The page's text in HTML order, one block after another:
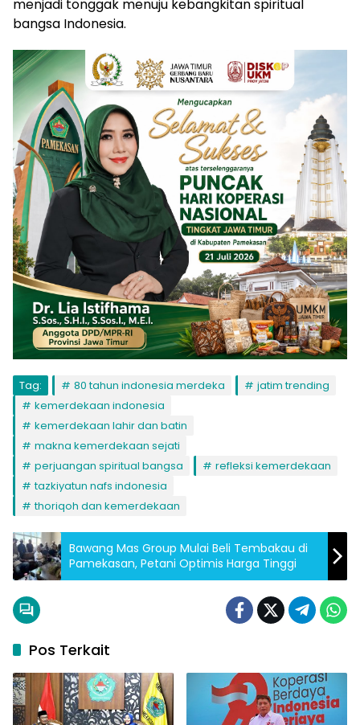
menjadi tonggak menuju kebangkitan spiritual
bangsa Indonesia.
Tag: 80 tahun indonesia merdeka
jatim trending
kemerdekaan indonesia
kemerdekaan lahir dan batin
makna kemerdekaan sejati
perjuangan spiritual bangsa
refleksi kemerdekaan
tazkiyatun nafs indonesia
thoriqoh dan kemerdekaan
Bawang Mas Group Mulai Beli Tembakau di
Pamekasan, Petani Optimis Harga Tinggi
Pos Terkait